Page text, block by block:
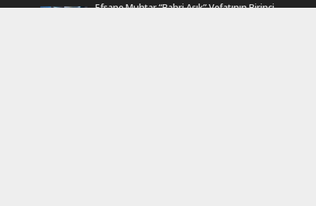
Efsane Muhtar “Bahri Aşık” Vefatının Birinci